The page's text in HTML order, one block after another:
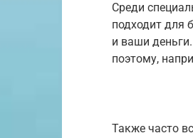
Среди
подходит для
и ваши
поэтому,
Также часто